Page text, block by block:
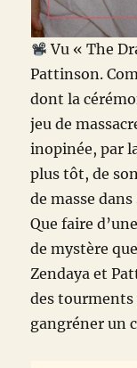
Vu « The
Pattinson.
dont la
jeu de
inopinée, par
plus tôt, de
de masse
Que faire
de mystère
Zendaya et
des tourments
gangréner un